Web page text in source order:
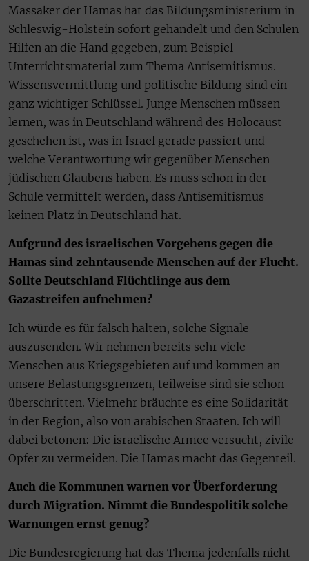
Massaker der Hamas hat das Bildungsministerium in
Schleswig-Holstein sofort gehandelt und den Schulen
Hilfen an die Hand gegeben, zum Beispiel
Unterrichtsmaterial zum Thema Antisemitismus.
Wissensvermittlung und politische Bildung sind ein
ganz wichtiger Schlüssel. Junge Menschen müssen
lernen, was in Deutschland während des Holocaust
geschehen ist, was in Israel gerade passiert und
welche Verantwortung wir gegenüber Menschen
jüdischen Glaubens haben. Es muss schon in der
Schule vermittelt werden, dass Antisemitismus
keinen Platz in Deutschland hat.
Aufgrund des israelischen Vorgehens gegen die
Hamas sind zehntausende Menschen auf der Flucht.
Sollte Deutschland Flüchtlinge aus dem
Gazastreifen aufnehmen?
Ich würde es für falsch halten, solche Si‌g­nale
auszusenden. Wir nehmen bereits sehr viele
Menschen aus Kriegsgebieten auf und kommen an
unsere Belastungsgrenzen, teilweise sind sie schon
überschritten. Vielmehr bräuchte es eine Solidarität
in der Region, also von arabischen Staaten. Ich will
dabei betonen: Die israelische Armee versucht, zivile
Opfer zu vermeiden. Die Hamas macht das Gegenteil.
Auch die Kommunen warnen vor Überforderung
durch Migration. Nimmt die Bundespolitik solche
Warnungen ernst genug?
Die Bundesregierung hat das Thema jedenfalls nicht